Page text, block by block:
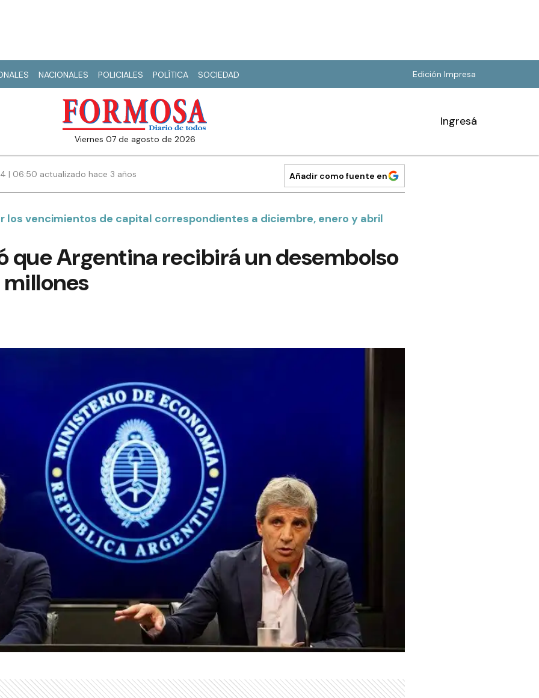
NACIONALES POLICIALES POLÍTICA SOCIEDAD Edición Impresa
viernes 07 de agosto de 2026
Ingresá
| 06:50 actualizado hace 3 años Añadir como fuente en
los vencimientos de capital correspondientes a diciembre, enero y abril
que Argentina recibirá un desembolso